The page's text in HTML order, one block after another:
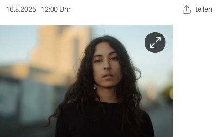
nord
verlag
verlag
veranstaltungen
shop
16.8.2025 12:00 Uhr teilen